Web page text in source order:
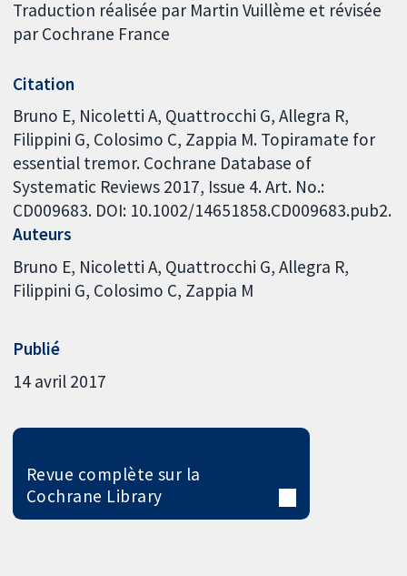
Traduction réalisée par Martin Vuillème et révisée
par Cochrane France
Citation
Bruno E, Nicoletti A, Quattrocchi G, Allegra R,
Filippini G, Colosimo C, Zappia M. Topiramate for
essential tremor. Cochrane Database of
Systematic Reviews 2017, Issue 4. Art. No.:
CD009683. DOI: 10.1002/14651858.CD009683.pub2.
Auteurs
Bruno E Nicoletti A Quattrocchi G Allegra R
Filippini G Colosimo C Zappia M
Publié
14 avril 2017
Revue complète sur la
Cochrane Library